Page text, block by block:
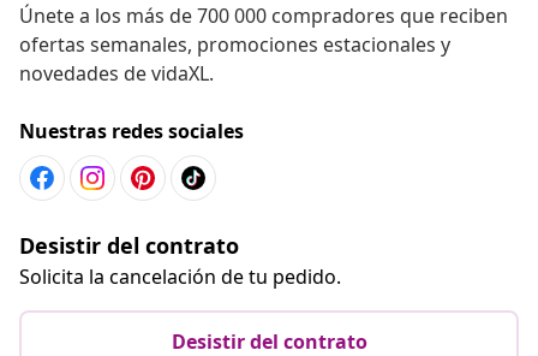
Únete a los más de 700 000 compradores que reciben
ofertas semanales, promociones estacionales y
novedades de vidaXL.
Nuestras redes sociales
Desistir del contrato
Solicita la cancelación de tu pedido.
Desistir del contrato